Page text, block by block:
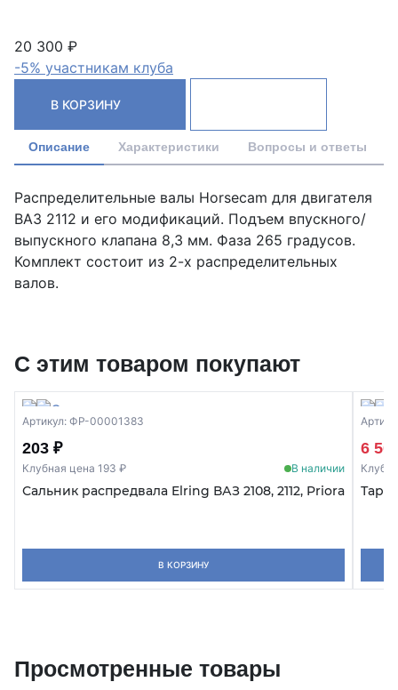
20 300 ₽
-5% участникам клуба
В КОРЗИНУ
Описание Характеристики Вопросы и ответы
Распределительные валы Horsecam для двигателя
ВАЗ 2112 и его модификаций. Подъем впускного/
выпускного клапана 8,3 мм. Фаза 265 градусов.
Комплект состоит из 2-х распределительных
валов.
С этим товаром покупают
Артикул: ФР-00001383
203 ₽
Клубная цена 193 ₽ В наличии
Сальник распредвала Elring ВАЗ 2108, 2112, Priora
В КОРЗИНУ
6
Просмотренные товары